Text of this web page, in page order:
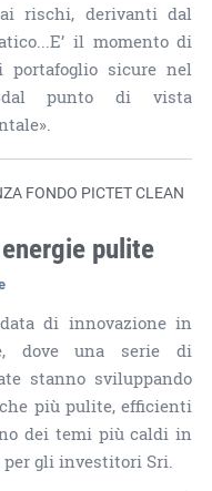
rischi, derivanti dal
il momento di
portafoglio sicure nel
dal punto di vista
FONDO PICTET CLEAN
pulite
di innovazione in
dove una serie di
stanno sviluppando
più pulite, efficienti
dei temi più caldi in
gli investitori Sri.